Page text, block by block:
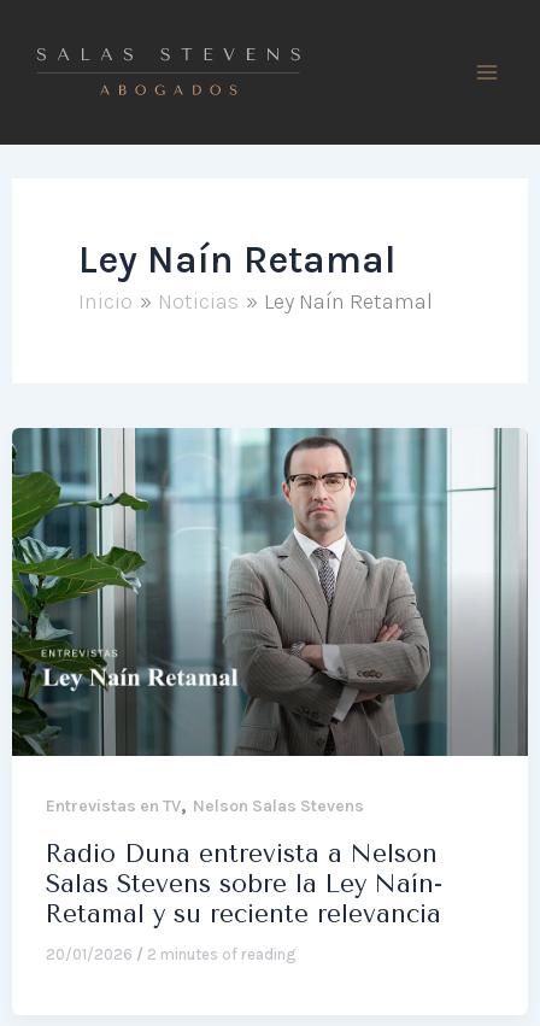
contenido
Ley Naín Retamal
Inicio Noticias Ley Naín Retamal
Entrevistas en TV, Nelson Salas Stevens
Radio Duna entrevista a Nelson
Salas Stevens sobre la Ley Naín-
Retamal y su reciente relevancia
20/01/2026 / 2 minutes of reading